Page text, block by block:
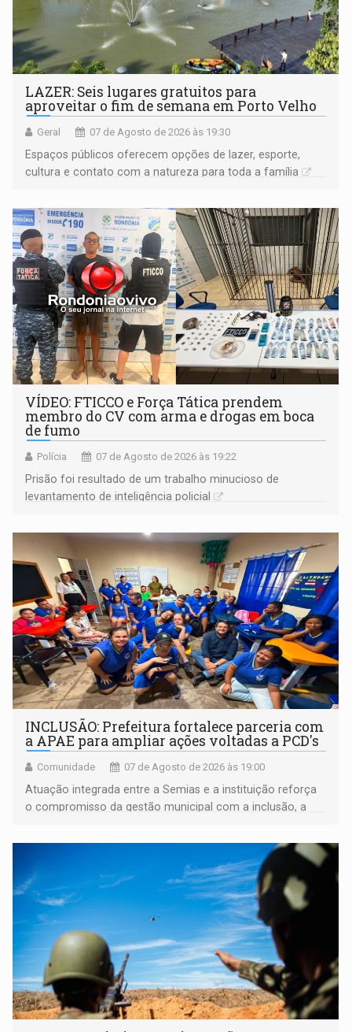
LAZER: Seis lugares gratuitos para
aproveitar o fim de semana em Porto Velho
Geral 07 de Agosto de 2026 às 19:30
Espaços públicos oferecem opções de lazer, esporte,
cultura e contato com a natureza para toda a família
VÍDEO: FTICCO e Força Tática prendem
membro do CV com arma e drogas em boca
de fumo
Polícia 07 de Agosto de 2026 às 19:22
Prisão foi resultado de um trabalho minucioso de
levantamento de inteligência policial
INCLUSÃO: Prefeitura fortalece parceria com
a APAE para ampliar ações voltadas a PCD's
Comunidade 07 de Agosto de 2026 às 19:00
Atuação integrada entre a Semias e a instituição reforça
o compromisso da gestão municipal com a inclusão, a